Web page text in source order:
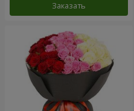
Заказать